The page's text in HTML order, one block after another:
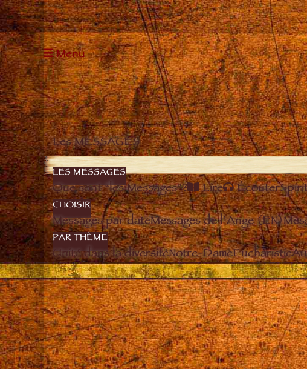
Menu
Les MESSAGES
LES MESSAGES
Que sont “les Messages”? Lire Écouter
CHOISIR
Messages par dateMessages de l’Ange (EN)
PAR THÈME
Unité dans la diversitéNotre-DameEucharistie